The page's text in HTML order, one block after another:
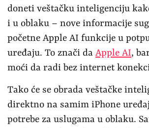
doneti veštačku inteligenciju
i u oblaku – nove informacije
početne Apple AI funkcije u
uređaju. To znači da Apple AI,
moći da radi bez internet
Tako će se obrada veštačke
direktno na samim iPhone
potrebe za uslugama u oblaku.